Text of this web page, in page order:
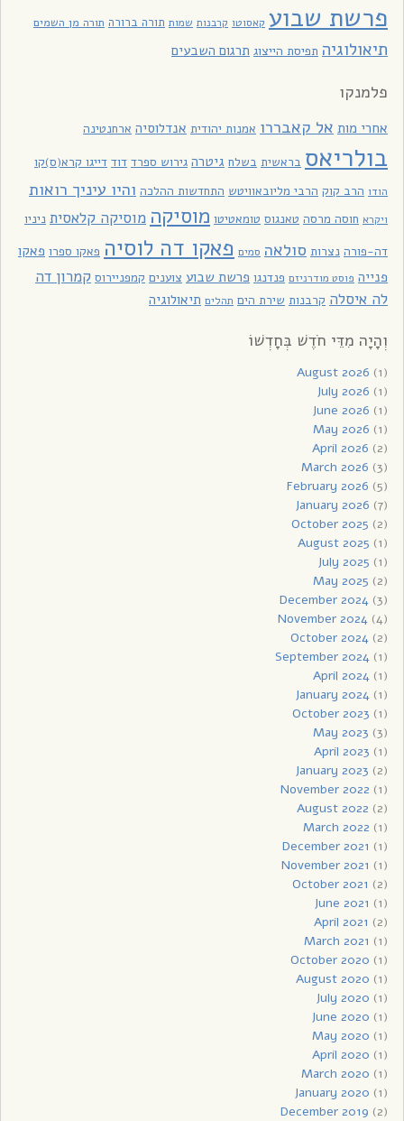
פרשת שבוע קאסוטו קרבנות שמות תורה ברורה תורה מן השמים
תיאולוגיה תפיסת הייצוג תרגום השבעים
פלמנקו
אחרי מות אל קאבררו אמנות יהודית אנדלוסיה ארחנטינה
בולריאס בראשית בשלח גיטרה גירוש ספרד דוד דייגו קרא(ס)קו
הודו הרב קוק הרבי מליובאוויטש התחדשות ההלכה והיו עיניך רואות
ויקרא חוסה מרסה טאנגוס טומאטיטו מוסיקה מוסיקה קלאסית ניניו
דה-פורה נצרות סולאה סמים פאקו דה לוסיה פאקו ספרו פאקו
פנייה פוסט מודרניזם פנדנגו פרשת שבוע צוענים קמפניירוס קמרון דה
לה איסלה קרבנות שירת הים תהלים תיאולוגיה
וְהָיָה מִדֵּי חֹדֶשׁ בְּחָדְשׁוֹ
August 2026 (1)
July 2026 (1)
June 2026 (1)
May 2026 (1)
April 2026 (2)
March 2026 (3)
February 2026 (5)
January 2026 (7)
October 2025 (2)
August 2025 (1)
July 2025 (1)
May 2025 (2)
December 2024(3)
November 2024(4)
October 2024(2)
September 2024(1)
April 2024(1)
January 2024(1)
October 2023 (1)
May 2023 (3)
April 2023 (1)
January 2023 (2)
November 2022 (1)
August 2022 (2)
March 2022 (1)
December 2021 (1)
November 2021 (1)
October 2021 (2)
June 2021 (1)
April 2021 (2)
March 2021 (1)
October 2020 (1)
August 2020 (1)
July 2020 (1)
June 2020 (1)
May 2020 (1)
April 2020 (1)
March 2020 (1)
January 2020 (1)
December 2019 (2)